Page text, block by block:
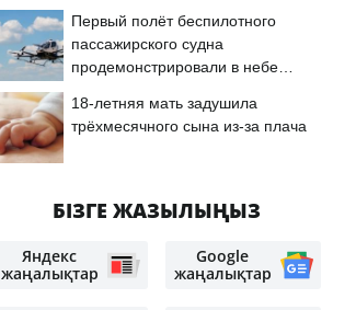
Первый полёт беспилотного
пассажирского судна
продемонстрировали в небе
18-летняя мать задушила
трёхмесячного сына из-за плача
БІЗГЕ ЖАЗЫЛЫҢЫЗ
Яндекс
жаңалықтар
Google
жаңалықтар